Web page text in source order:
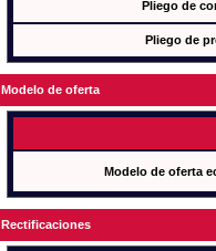
Pliego de
Pliego de
Modelo de oferta
Modelo de oferta
Rectificaciones